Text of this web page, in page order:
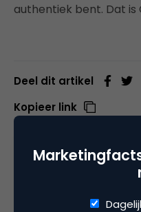
authentiek bent. Dat
Deel dit artikel
Kopieer link
Quinsy
Trend